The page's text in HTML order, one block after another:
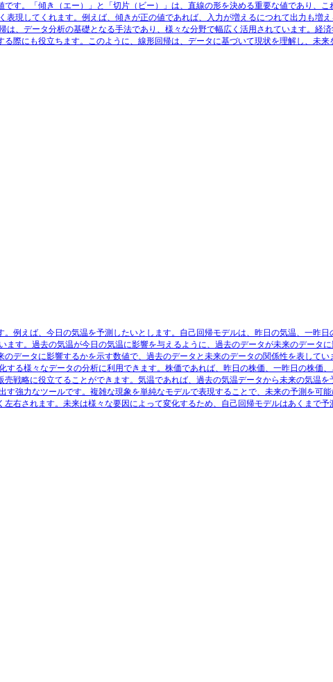
す。「傾き（エー）」と「切片（ビー）」は、直線の形を決める重要な値であり、こ
現してくれます。例えば、傾きが正の値であれば、入力が増えるにつれて出力も増
、データ分析の基礎となる手法であり、様々な分野で幅広く活用されています。経
際にも役立ちます。このように、線形回帰は、データに基づいて現状を理解し、未来
例えば、今日の気温を予測したいとします。自己回帰モデルは、昨日の気温、一昨日
す。過去の気温が今日の気温に影響を与えるように、過去のデータが未来のデータ
データに影響するかを示す数値で、過去のデータと未来のデータの関係性を表してい
る様々なデータの分析に利用できます。株価であれば、昨日の株価、一昨日の株価
戦略に役立てることができます。気温であれば、過去の気温データから未来の気温を
強力なツールです。複雑な現象を単純なモデルで表現することで、未来の予測を可
右されます。未来は様々な要因によって変化するため、自己回帰モデルはあくまで予